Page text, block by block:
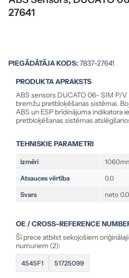
27641
PIEGĀDĀTĀJA KODS:7837-27641
PRODUKTA APRAKSTS
ABS sensors DUCATO 06- SIM P/
bremžu pretbloķēšanas sistēmai.
ABS un ESP brīdinājuma indikatora
pretbloķēšanas sistēmas
TEHNISKIE PARAMETRI
Izmēri
Atsauces vērtība 0.0
Svars neto
OE / CROSS-REFERENCE
Šī prece atbilst sekojošiem
numuriem (2):
4545F1 51725099